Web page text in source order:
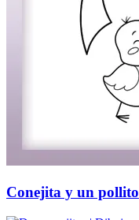
Conejita y un pollito